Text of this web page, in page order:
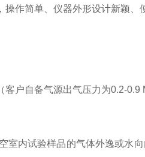
作简单、仪器外形设计新颖
户自备气源出气压力为0.2-0.9
内试验样品的气体外逸或水